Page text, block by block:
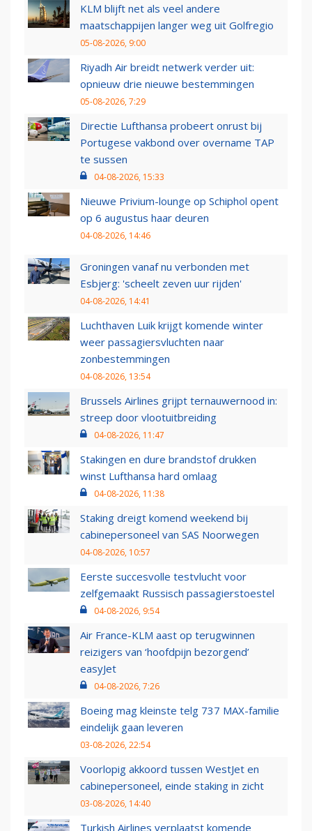
KLM blijft net als veel andere
maatschappijen langer weg uit Golfregio
05-08-2026, 9:00
Riyadh Air breidt netwerk verder uit:
opnieuw drie nieuwe bestemmingen
05-08-2026, 7:29
Directie Lufthansa probeert onrust bij
Portugese vakbond over overname TAP
te sussen
04-08-2026, 15:33
Nieuwe Privium-lounge op Schiphol opent
op 6 augustus haar deuren
04-08-2026, 14:46
Groningen vanaf nu verbonden met
Esbjerg: 'scheelt zeven uur rijden'
04-08-2026, 14:41
Luchthaven Luik krijgt komende winter
weer passagiersvluchten naar
zonbestemmingen
04-08-2026, 13:54
Brussels Airlines grijpt ternauwernood in:
streep door vlootuitbreiding
04-08-2026, 11:47
Stakingen en dure brandstof drukken
winst Lufthansa hard omlaag
04-08-2026, 11:38
Staking dreigt komend weekend bij
cabinepersoneel van SAS Noorwegen
04-08-2026, 10:57
Eerste succesvolle testvlucht voor
zelfgemaakt Russisch passagierstoestel
04-08-2026, 9:54
Air France-KLM aast op terugwinnen
reizigers van ‘hoofdpijn bezorgend’
easyJet
04-08-2026, 7:26
Boeing mag kleinste telg 737 MAX-familie
eindelijk gaan leveren
03-08-2026, 22:54
Voorlopig akkoord tussen WestJet en
cabinepersoneel, einde staking in zicht
03-08-2026, 14:40
Turkish Airlines verplaatst komende